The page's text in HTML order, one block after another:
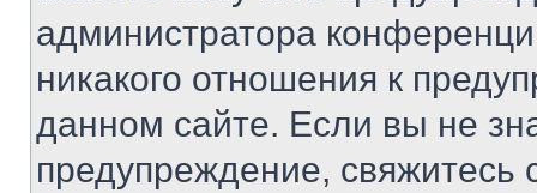
администратора
никакого отношения к
данном сайте. Если вы не
предупреждение,